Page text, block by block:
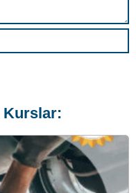
Kurslar: